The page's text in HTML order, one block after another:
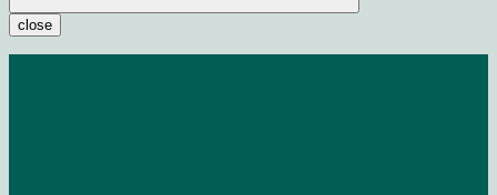
close